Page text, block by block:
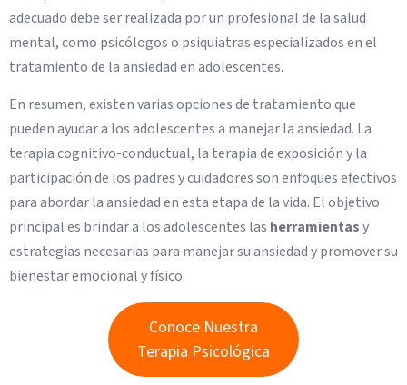
adecuado debe ser realizada por un profesional de la salud
mental, como psicólogos o psiquiatras especializados en el
tratamiento de la ansiedad en adolescentes.
En resumen, existen varias opciones de tratamiento que
pueden ayudar a los adolescentes a manejar la ansiedad. La
terapia cognitivo-conductual, la terapia de exposición y la
participación de los padres y cuidadores son enfoques efectivos
para abordar la ansiedad en esta etapa de la vida. El objetivo
principal es brindar a los adolescentes las herramientasy
estrategias necesarias para manejar su ansiedad y promover su
bienestar emocional y físico.
Conoce Nuestra
Terapia Psicológica